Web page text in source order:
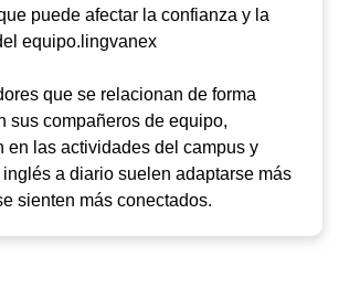
puede afectar la confianza y la
equipo.lingvanex
que se relacionan de forma
sus compañeros de equipo,
en las actividades del campus y
inglés a diario suelen adaptarse más
sienten más conectados.